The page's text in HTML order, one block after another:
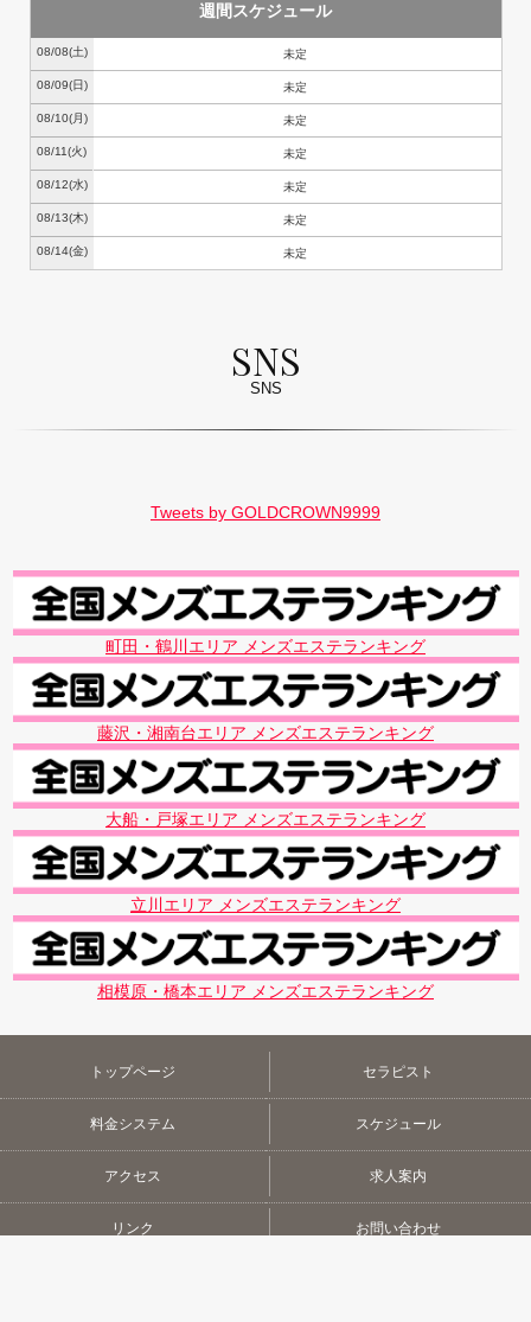
週間スケジュール
08/08(土)
08/09(日)
08/10(月)
08/11(火)
08/12(水)
08/13(木)
08/14(金)
未定
未定
未定
未定
未定
未定
未定
SNS
SNS
Tweets by GOLDCROWN9999
町田・鶴川エリア メンズエステランキング
藤沢・湘南台エリア メンズエステランキング
大船・戸塚エリア メンズエステランキング
立川エリア メンズエステランキング
相模原・橋本エリア メンズエステランキング
トップページ セラピスト
料金システム スケジュール
アクセス 求人案内
リンク お問い合わせ